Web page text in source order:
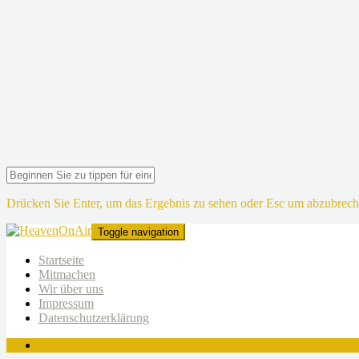
Drücken Sie Enter, um das Ergebnis zu sehen oder Esc um
Toggle navigation
Startseite
Mitmachen
Wir über uns
Impressum
Datenschutzerklärung